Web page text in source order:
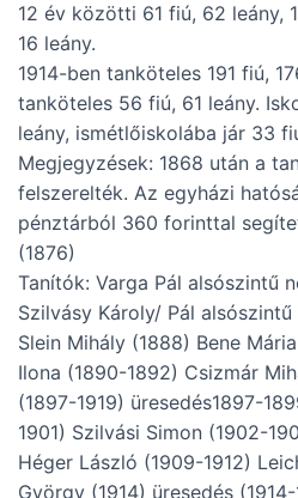
12 év közötti 61 fiú, 62 leány,
16 leány.
1914-ben tanköteles 191 fiú,
tanköteles 56 fiú, 61 leány.
leány, ismétlőiskolába jár 33
Megjegyzések: 1868 után a
felszerelték. Az egyházi
pénztárból 360 forinttal
(1876)
Tanítók: Varga Pál alsószintű
Szilvásy Károly/ Pál
Slein Mihály (1888) Bene
Ilona (1890-1892) Csizmár
(1897-1919) üresedés1897-
1901) Szilvási Simon (1902-
Héger László (1909-1912)
György (1914) üresedés (1914-